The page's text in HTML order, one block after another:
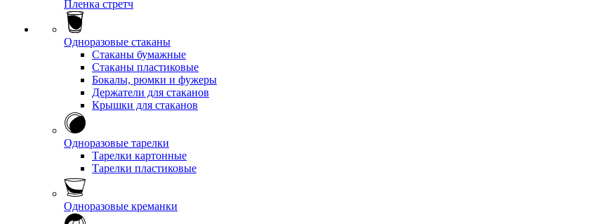
Пленка стретч
Одноразовые стаканы
Стаканы бумажные
Стаканы пластиковые
Бокалы, рюмки и фужеры
Держатели для стаканов
Крышки для стаканов
Одноразовые тарелки
Тарелки картонные
Тарелки пластиковые
Одноразовые креманки